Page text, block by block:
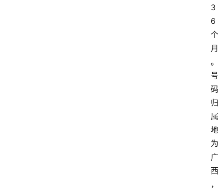
3
6
个
月
。
号
码
归
属
地
为
广
西
，